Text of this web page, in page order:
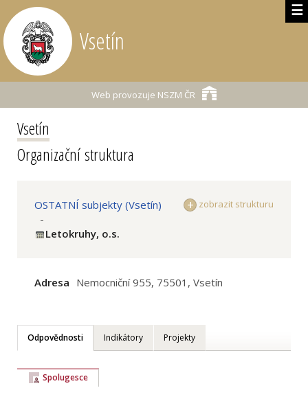
☰
Vsetín
Web provozuje NSZM ČR
Vsetín
Organizační struktura
zobrazit strukturu
OSTATNÍ subjekty (Vsetín)
-
Letokruhy, o.s.
Adresa Nemocniční 955, 75501, Vsetín
Odpovědnosti Indikátory Projekty
Spolugesce